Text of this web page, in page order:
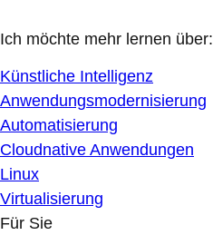
Ich möchte mehr lernen über:
Künstliche Intelligenz
Anwendungsmodernisierung
Automatisierung
Cloudnative Anwendungen
Linux
Virtualisierung
Für Sie